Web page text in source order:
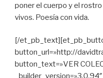
poner el cuerpo y el
vivos. Poesía con vida.
[/
button_url=»http://
button_text=»VER